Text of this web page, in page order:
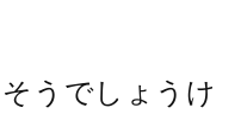
うでしょうけ